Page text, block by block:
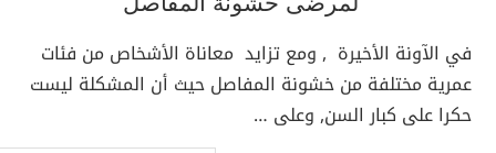
في الآونة الأخيرة , ومع تزايد معاناة الأشخاص من فئات
عمرية مختلفة من خشونة المفاصل حيث أن المشكلة ليست
حكرا على كبار السن, وعلى …